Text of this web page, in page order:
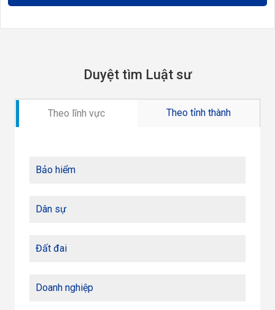
Duyệt tìm Luật sư
Theo lĩnh vực Theo tỉnh thành
Bảo hiểm
Dân sự
Đất đai
Doanh nghiệp